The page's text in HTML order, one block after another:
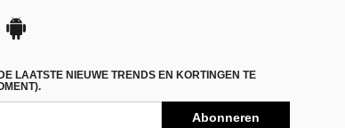
LAATSTE NIEUWE TRENDS EN KORTINGEN TE
Abonneren